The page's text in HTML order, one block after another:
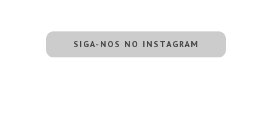
SIGA-NOS NO INSTAGRAM